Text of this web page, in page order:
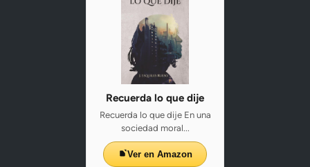
Recuerda lo que dije
Recuerda lo que dije En una
sociedad moral...
Ver en Amazon